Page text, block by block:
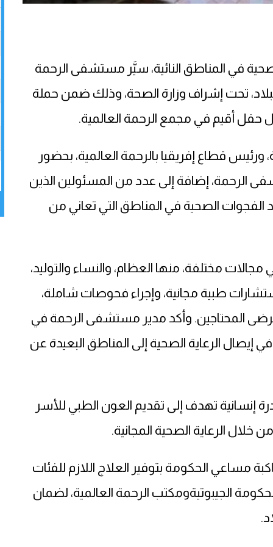
في المناطق النائية، سيَّر مستشفى الرحمة
تحت إشراف وزارة الصحة، وذلك ضمن حملة
ورئيس قطاع إفريقيا بالرحمة العالمية، بحضور
الرحمة، إضافة إلى عدد من المسئولين الذين
الفجوات الصحية في المناطق التي تعاني من
مختلفة، منها العظام، والنساء والتوليد،
طبية مجانية، وإجراء فحوصات شاملة،
المحتاجين. وأكد مدير مستشفى الرحمة في
إيصال الرعاية الصحية إلى المناطق البعيدة عن
«كويت الرحمة 4» هي مبادرة إنسانية تهدف إلى تقديم العون الطبي للأسر
الرعاية الصحية المجانية.
مساعي الحكومة بتوفير العلاج اللازم للفئات
الجيبوتيةومكتب الرحمة العالمية، لضمان